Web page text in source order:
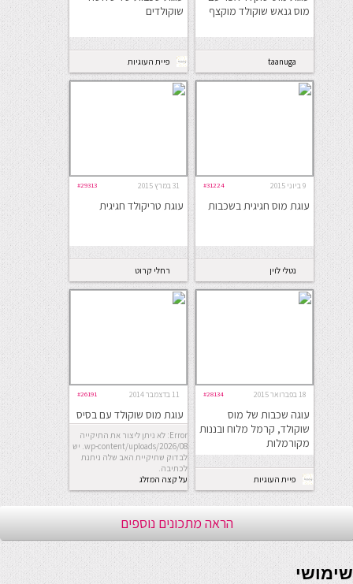
מוס גנאש שוקולד מוקצף
taanuga
שוקולדים
פיית העוגיות
9 ביוני 2015 #31224
עוגת מוס חגיגית בשכבות
נטלי לוין
31 במרץ 2015 #29313
עוגת טריקולד חגיגית
רחלי קרוט
18 בפברואר 2015 #28134
עוגה שכבות של מוס
שוקולד, קרמל מלוח ובננות
מקורמלות
פיית העוגיות
11 בדצמבר 2014 #26191
עוגת מוס שוקולד עם בסיס
קורנפלקס
Error: לא ניתן ליצור את התיקייה
wp-content/uploads/2026/08. יש
לבדוק שתיקיית האב שלה ניתנת
לכתיבה.
על קצה המזלג
הראה מתכונים נוספים
seriöse online casinos österreich
שימושי